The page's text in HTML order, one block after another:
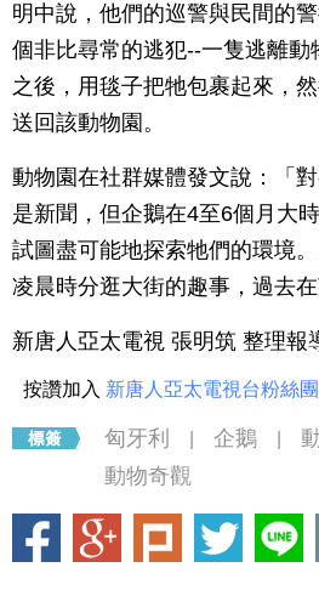
明中說，他們的巡警與民間的
個非比尋常的逃犯--一隻逃離
之後，用毯子把牠包裹起來，
送回該動物園。
動物園在社群媒體發文說：「
是新聞，但企鵝在4至6個月大
試圖盡可能地探索牠們的環境
凌晨時分逛大街的趣事，過去在
新唐人亞太電視 張明筑 整理報
按讚加入 新唐人亞太電視台粉絲團
匈牙利 企鵝
動物奇觀